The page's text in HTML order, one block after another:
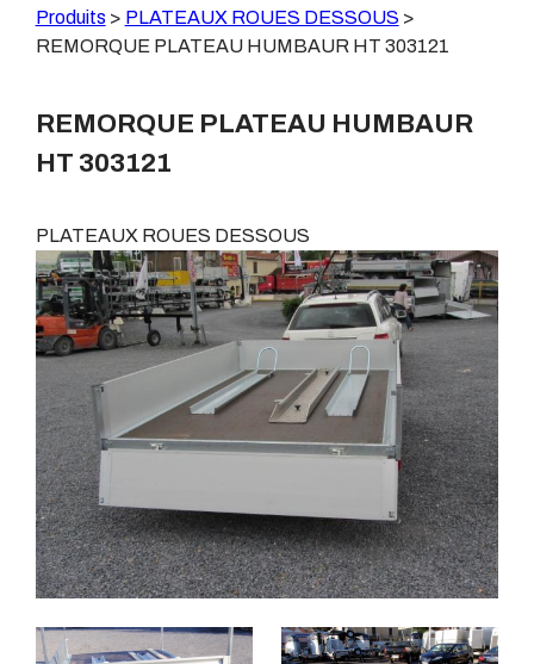
Produits > PLATEAUX ROUES DESSOUS >
REMORQUE PLATEAU HUMBAUR HT 303121
REMORQUE PLATEAU HUMBAUR
HT 303121
PLATEAUX ROUES DESSOUS